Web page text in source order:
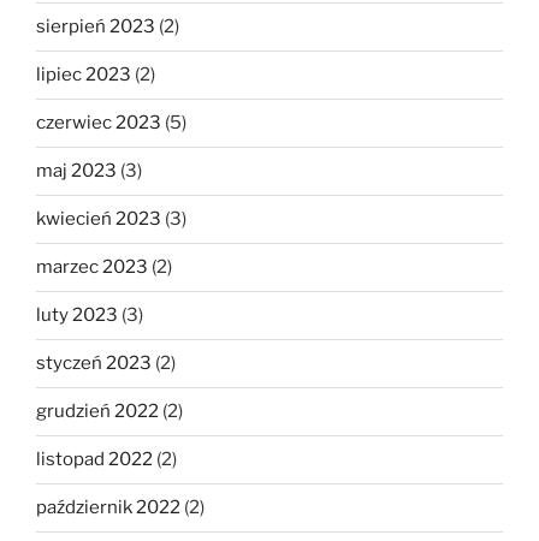
sierpień 2023 (2)
lipiec 2023 (2)
czerwiec 2023 (5)
maj 2023 (3)
kwiecień 2023 (3)
marzec 2023 (2)
luty 2023 (3)
styczeń 2023 (2)
grudzień 2022 (2)
listopad 2022 (2)
październik 2022 (2)